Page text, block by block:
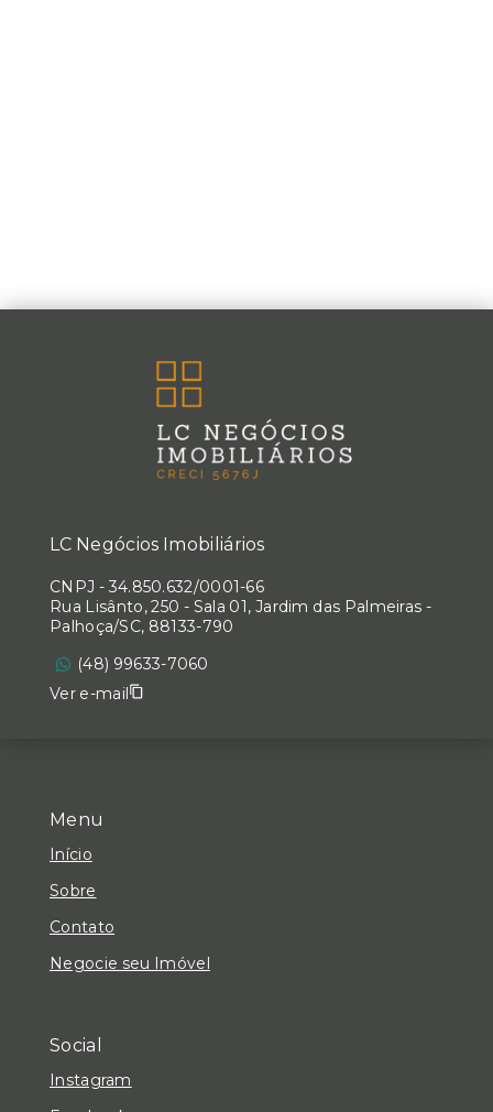
Menu
Início
Sobre
Contato
Negocie seu Imóvel
Social
Instagram
LC Negócios Imobiliários
CNPJ - 34.850.632/0001-66
Rua Lisânto, 250 - Sala 01, Jardim das Palmeiras -
Palhoça/SC, 88133-790
(48) 99633-7060
Ver e-mail